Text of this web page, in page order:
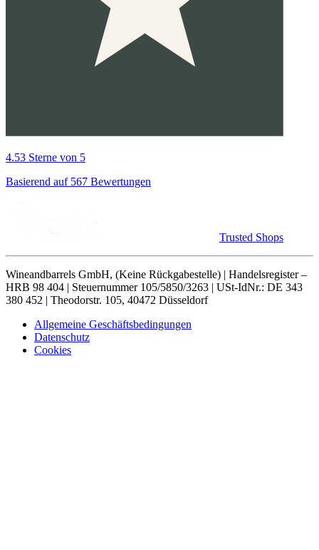
4.53 Sterne von 5
Basierend auf 567 Bewertungen
Trusted Shops
Wineandbarrels GmbH, (Keine Rückgabestelle) | Handelsregister –
HRB 98 404 | Steuernummer 105/5850/3263 | USt-IdNr.: DE 343
380 452 | Theodorstr. 105, 40472 Düsseldorf
Allgemeine Geschäftsbedingungen
Datenschutz
Cookies